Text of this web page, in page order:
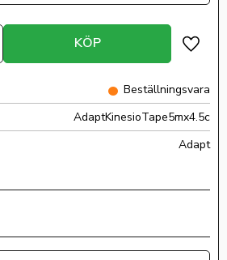
KÖP
Lägg
Beställningsvara
AdaptKinesioTape5mx4.5c
Adapt